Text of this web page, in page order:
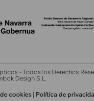
- Todos los Derechos
Design S.L.
cookies Política de